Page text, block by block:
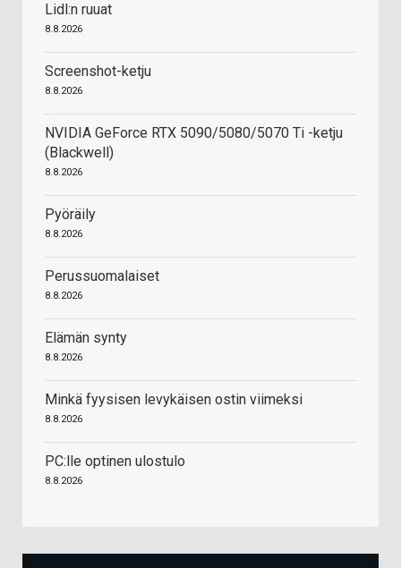
Lidl:n ruuat
8.8.2026
Screenshot-ketju
8.8.2026
NVIDIA GeForce RTX 5090/5080/5070 Ti -ketju
(Blackwell)
8.8.2026
Pyöräily
8.8.2026
Perussuomalaiset
8.8.2026
Elämän synty
8.8.2026
Minkä fyysisen levykäisen ostin viimeksi
8.8.2026
PC:lle optinen ulostulo
8.8.2026